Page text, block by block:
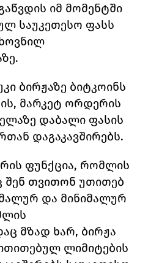
იმ მომენტში
საუკეთესო ფასს
ბირჟაზე ბიტკოინს
მარკეტ ორდერის
დაბალი ფასის
დაგაკავშირებს.
ფუნქცია, რომლის
შენ თვითონ უთითებ
და მინიმალურ
მზად ხარ, ბირჟა
ლიმიტების